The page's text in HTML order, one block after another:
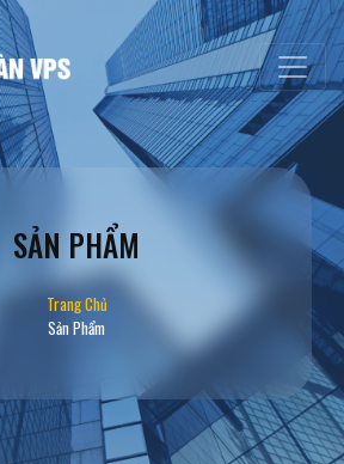
SẢN PHẨM
Trang Chủ
Sản Phẩm